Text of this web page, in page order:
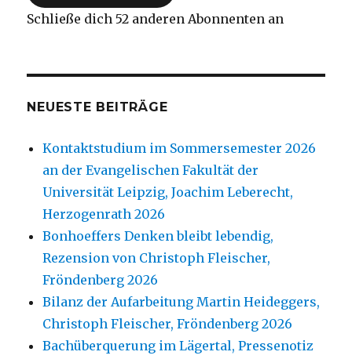
Schließe dich 52 anderen Abonnenten an
NEUESTE BEITRÄGE
Kontaktstudium im Sommersemester 2026
an der Evangelischen Fakultät der
Universität Leipzig, Joachim Leberecht,
Herzogenrath 2026
Bonhoeffers Denken bleibt lebendig,
Rezension von Christoph Fleischer,
Fröndenberg 2026
Bilanz der Aufarbeitung Martin Heideggers,
Christoph Fleischer, Fröndenberg 2026
Bachüberquerung im Lägertal, Pressenotiz